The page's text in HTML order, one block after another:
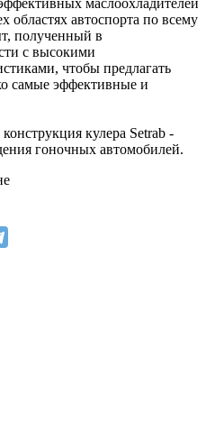
областях автоспорта по всему
полученный в
с высокими
чтобы предлагать
самые эффективные и
кулера Setrab -
гоночных автомобилей.